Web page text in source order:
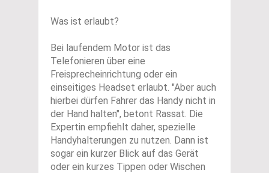
Was ist erlaubt?
Bei laufendem Motor ist das
Telefonieren über eine
Freisprecheinrichtung oder ein
einseitiges Headset erlaubt. "Aber auch
hierbei dürfen Fahrer das Handy nicht in
der Hand halten", betont Rassat. Die
Expertin empfiehlt daher, spezielle
Handyhalterungen zu nutzen. Dann ist
sogar ein kurzer Blick auf das Gerät
oder ein kurzes Tippen oder Wischen